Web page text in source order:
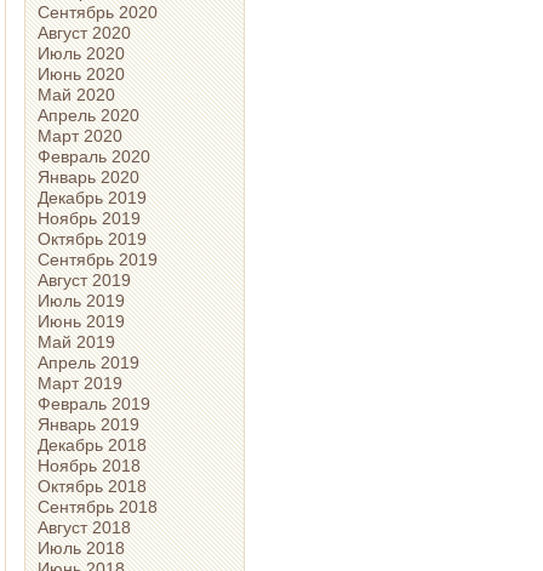
Сентябрь 2020
Август 2020
Июль 2020
Июнь 2020
Май 2020
Апрель 2020
Март 2020
Февраль 2020
Январь 2020
Декабрь 2019
Ноябрь 2019
Октябрь 2019
Сентябрь 2019
Август 2019
Июль 2019
Июнь 2019
Май 2019
Апрель 2019
Март 2019
Февраль 2019
Январь 2019
Декабрь 2018
Ноябрь 2018
Октябрь 2018
Сентябрь 2018
Август 2018
Июль 2018